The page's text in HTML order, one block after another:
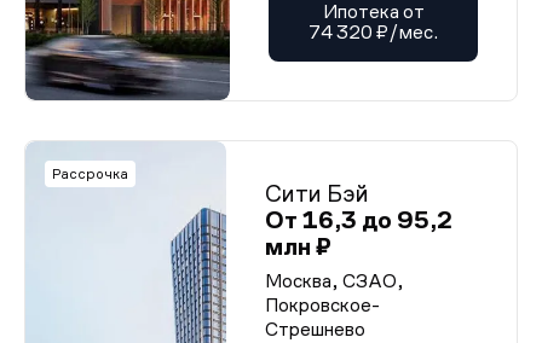
Ипотека от
74 320 ₽/мес.
Рассрочка
Сити Бэй
От 16,3 до 95,2
млн ₽
Москва, СЗАО,
Покровское-
Стрешнево